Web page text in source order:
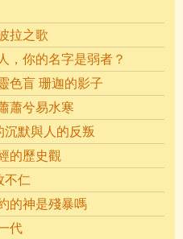
拉之歌
，你的名字是弱者？
色盲 珊迦的影子
蕭兮易水寒
默與人的反叛
的歷史觀
不仁
的神是殘暴嗎
代